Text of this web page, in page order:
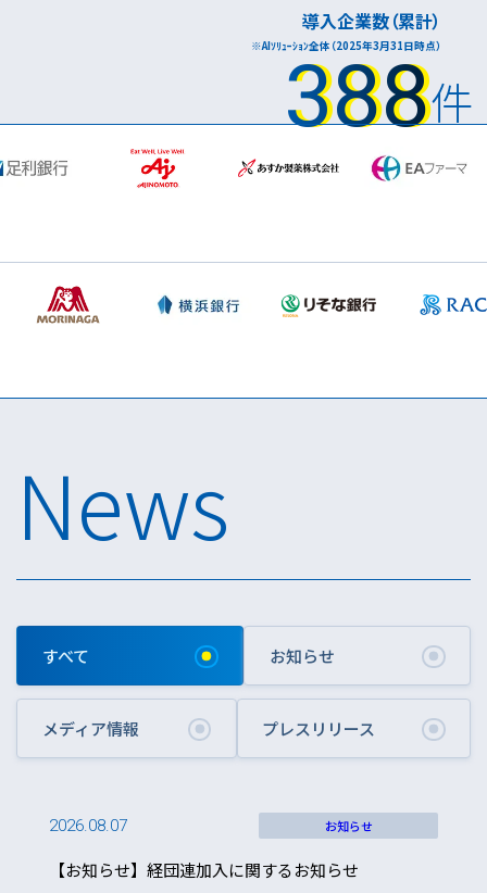
導入企業数（累計）
※AIｿﾘｭｰｼｮﾝ全体（2025年3月31日時点）
388件
News
すべて お知らせ
メディア情報 プレスリリース
2026.08.07 お知らせ
【お知らせ】経団連加入に関するお知らせ